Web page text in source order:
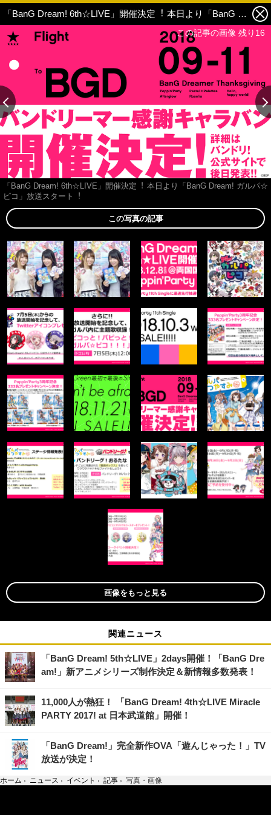
「BanG Dream! 6th☆LIVE」開催決定︕ 本日より「BanG Dream! ガルパ☆ピコ」放送スタート︕ 11枚目の写真・画像
「BanG Dream! 6th☆LIVE」開催決定︕ 本日より「BanG Dream! ガルパ☆
ピコ」放送スタート︕
この写真の記事
画像をもっと見る
関連ニュース
「BanG Dream! 5th☆LIVE」2days開催！「BanG Dre
am!」新アニメシリーズ制作決定＆新情報多数発表！
11,000人が熱狂！ 「BanG Dream! 4th☆LIVE Miracle
PARTY 2017! at 日本武道館」開催！
「BanG Dream!」完全新作OVA「遊んじゃった！」TV
放送が決定！
この記事の画像 残り16
ホーム › ニュース › イベント › 記事 › 写真・画像